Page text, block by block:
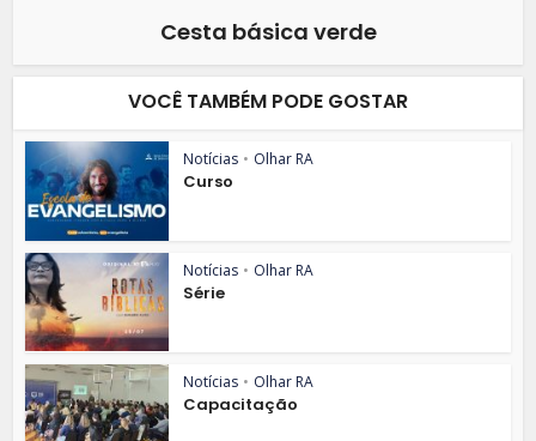
Cesta básica verde
VOCÊ TAMBÉM PODE GOSTAR
Notícias • Olhar RA
Curso
Notícias • Olhar RA
Série
Notícias • Olhar RA
Capacitação